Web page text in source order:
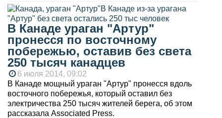
В Канаде ураган "Артур"
пронесся по восточному
побережью, оставив без света
250 тысяч канадцев
6 июля 2014, 09:02
В Канаде мощный ураган "Артур" пронесся вдоль
восточного побережья, который оставил без
электричества 250 тысяч жителей берега, об этом
рассказала Associated Press.